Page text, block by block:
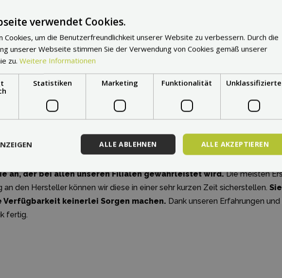
zum Scooter Dualtron Spider 2
für Tschechien, die Slowakei und weitere Länder.
Wir bieten sowohl
an, der bei allen unseren Filialen gewährleistet wird.Die meisten
den Hersteller können wir diese in einer sehr kurzen Zeit sicherstellen.
keinerlei Sorgen machen. Dank unseren Erfahrungen
fertig.
verwendet Cookies.
Cookies, um die Benutzerfreundlichkeit unserer Website zu verbessern. Durch die
unserer Webseite stimmen Sie der Verwendung von Cookies gemäß unserer
zu. Weitere Informationen
Statistiken Marketing Funktionalität Unklassifizierte
ALLE AKZEPTIEREN
ALLE ABLEHNEN